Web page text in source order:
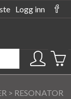
Logg inn
> RESONATOR